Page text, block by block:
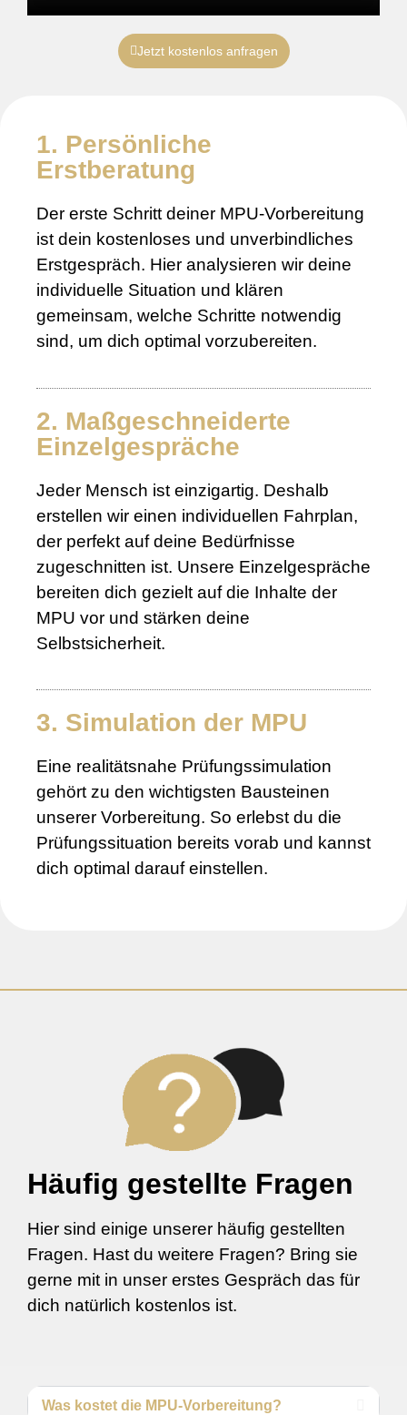
Jetzt kostenlos anfragen
1. Persönliche
Erstberatung
Der erste Schritt deiner MPU-Vorbereitung
ist dein kostenloses und unverbindliches
Erstgespräch. Hier analysieren wir deine
individuelle Situation und klären
gemeinsam, welche Schritte notwendig
sind, um dich optimal vorzubereiten.
2. Maßgeschneiderte
Einzelgespräche
Jeder Mensch ist einzigartig. Deshalb
erstellen wir einen individuellen Fahrplan,
der perfekt auf deine Bedürfnisse
zugeschnitten ist. Unsere Einzelgespräche
bereiten dich gezielt auf die Inhalte der
MPU vor und stärken deine
Selbstsicherheit.
3. Simulation der MPU
Eine realitätsnahe Prüfungssimulation
gehört zu den wichtigsten Bausteinen
unserer Vorbereitung. So erlebst du die
Prüfungssituation bereits vorab und kannst
dich optimal darauf einstellen.
Häufig gestellte Fragen
Hier sind einige unserer häufig gestellten
Fragen. Hast du weitere Fragen? Bring sie
gerne mit in unser erstes Gespräch das für
dich natürlich kostenlos ist.
Was kostet die MPU-Vorbereitung?